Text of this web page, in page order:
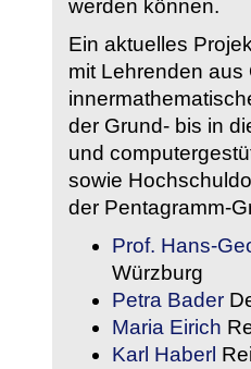
werden können.
Ein aktuelles
mit Lehrenden
der Grund- bis in
und
sowie
der Pentagramm-
Prof. Hans-
Würzburg
Petra Bader
Maria Eirich
Karl Haberl